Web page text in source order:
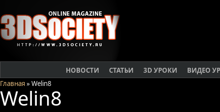
НОВОСТИ СТАТЬИ 3D УРОКИ
ВИДЕО
Главная» Welin8
Welin8